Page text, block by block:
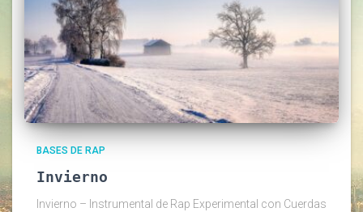
BASES DE RAP
Invierno
Invierno – Instrumental de Rap Experimental con Cuerdas